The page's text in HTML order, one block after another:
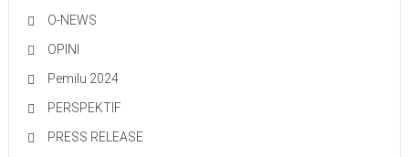
O-NEWS
OPINI
Pemilu 2024
PERSPEKTIF
PRESS RELEASE